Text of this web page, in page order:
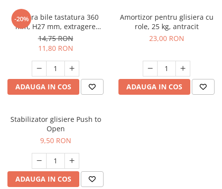
-20%
Glisiera bile tastatura 360
mm, H27 mm, extragere
partiala
14,75 RON
11,80 RON
ADAUGA IN COS
Amortizor pentru glisiera cu
role, 25 kg, antracit
23,00 RON
ADAUGA IN COS
Stabilizator glisiere Push to
Open
9,50 RON
ADAUGA IN COS